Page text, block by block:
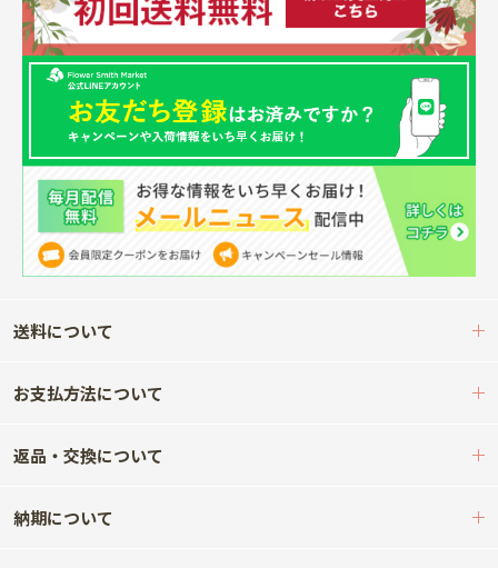
送料について
お支払方法について
返品・交換について
納期について